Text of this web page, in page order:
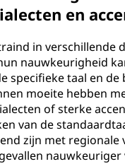
en
in verschillende
nauwkeurigheid
specifieke taal en de
moeite hebben
of sterke
van de
zijn met regionale